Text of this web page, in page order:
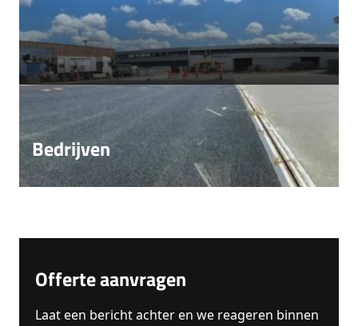
Bedrijven
Offerte aanvragen
Laat een bericht achter en we reageren binnen